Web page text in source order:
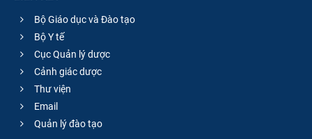
Bộ Giáo dục và Đào tạo
Bộ Y tế
Cục Quản lý dược
Cảnh giác dược
Thư viện
Email
Quản lý đào tạo